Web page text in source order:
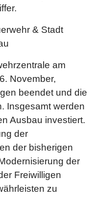
& Stadt
am
November,
beendet und die
Insgesamt werden
Ausbau investiert.
der
der bisherigen
der
Freiwilligen
zu